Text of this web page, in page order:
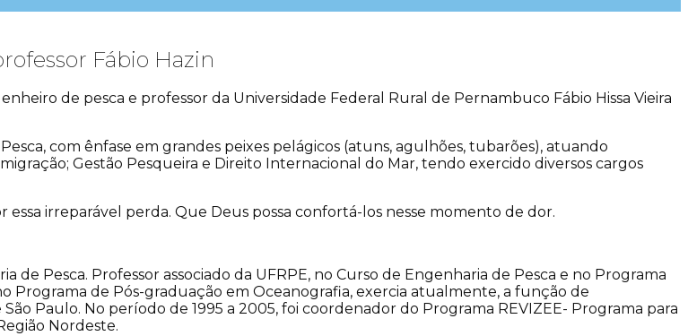
Fábio Hazin
de pesca e professor da Universidade Federal Rural de Pernambuco Fábio Hissa Vieira
com ênfase em grandes peixes pelágicos (atuns, agulhões, tubarões), atuando
Gestão Pesqueira e Direito Internacional do Mar, tendo exercido diversos cargos
irreparável perda. Que Deus possa confortá-los nesse momento de dor.
Pesca. Professor associado da UFRPE, no Curso de Engenharia de Pesca e no Programa
Programa de Pós-graduação em Oceanografia, exercia atualmente, a função de
Paulo. No período de 1995 a 2005, foi coordenador do Programa REVIZEE- Programa para
Nordeste.